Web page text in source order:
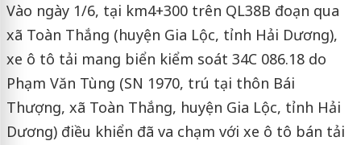
Vào ngày 1/6, tại km4+300 trên QL38B đoạn qua
xã Toàn Thắng (huyện Gia Lộc, tỉnh Hải Dương),
xe ô tô tải mang biển kiểm soát 34C 086.18 do
Phạm Văn Tùng (SN 1970, trú tại thôn Bái
Thượng, xã Toàn Thắng, huyện Gia Lộc, tỉnh Hải
Dương) điều khiển đã va chạm với xe ô tô bán tải